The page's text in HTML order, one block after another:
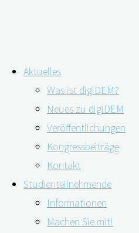
Inhalt
springen
Aktuelles
Was ist digiDEM?
Neues zu digiDEM
Veröffentlichungen
Kongressbeiträge
Kontakt
Studienteilnehmende
Informationen
Machen Sie mit!
Schlagwort:
Was macht eigentlich
09.03.2022 11.05.2023